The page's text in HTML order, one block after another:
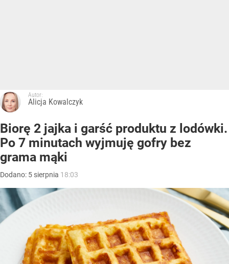
Autor:
Alicja Kowalczyk
Biorę 2 jajka i garść produktu z lodówki.
Po 7 minutach wyjmuję gofry bez
grama mąki
Dodano: 5 sierpnia 18:03